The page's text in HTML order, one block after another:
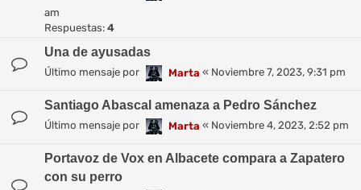
am
Respuestas: 4
Una de ayusadas
Último mensaje por Marta « Noviembre 7, 2023, 9:31 pm
Santiago Abascal amenaza a Pedro Sánchez
Último mensaje por Marta « Noviembre 4, 2023, 2:52 pm
Portavoz de Vox en Albacete compara a Zapatero
con su perro